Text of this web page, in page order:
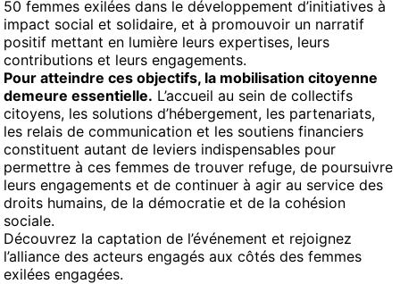
50 femmes exilées dans le développement d’initiatives à
impact social et solidaire, et à promouvoir un narratif
positif mettant en lumière leurs expertises, leurs
contributions et leurs engagements.
Pour atteindre ces objectifs, la mobilisation citoyenne
demeure essentielle. L’accueil au sein de collectifs
citoyens, les solutions d’hébergement, les partenariats,
les relais de communication et les soutiens financiers
constituent autant de leviers indispensables pour
permettre à ces femmes de trouver refuge, de poursuivre
leurs engagements et de continuer à agir au service des
droits humains, de la démocratie et de la cohésion
sociale.
Découvrez la captation de l’événement et rejoignez
l’alliance des acteurs engagés aux côtés des femmes
exilées engagées.